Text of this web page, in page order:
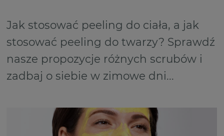
Jak stosować peeling do ciała, a jak
stosować peeling do twarzy? Sprawdź
nasze propozycje różnych scrubów i
zadbaj o siebie w zimowe dni...